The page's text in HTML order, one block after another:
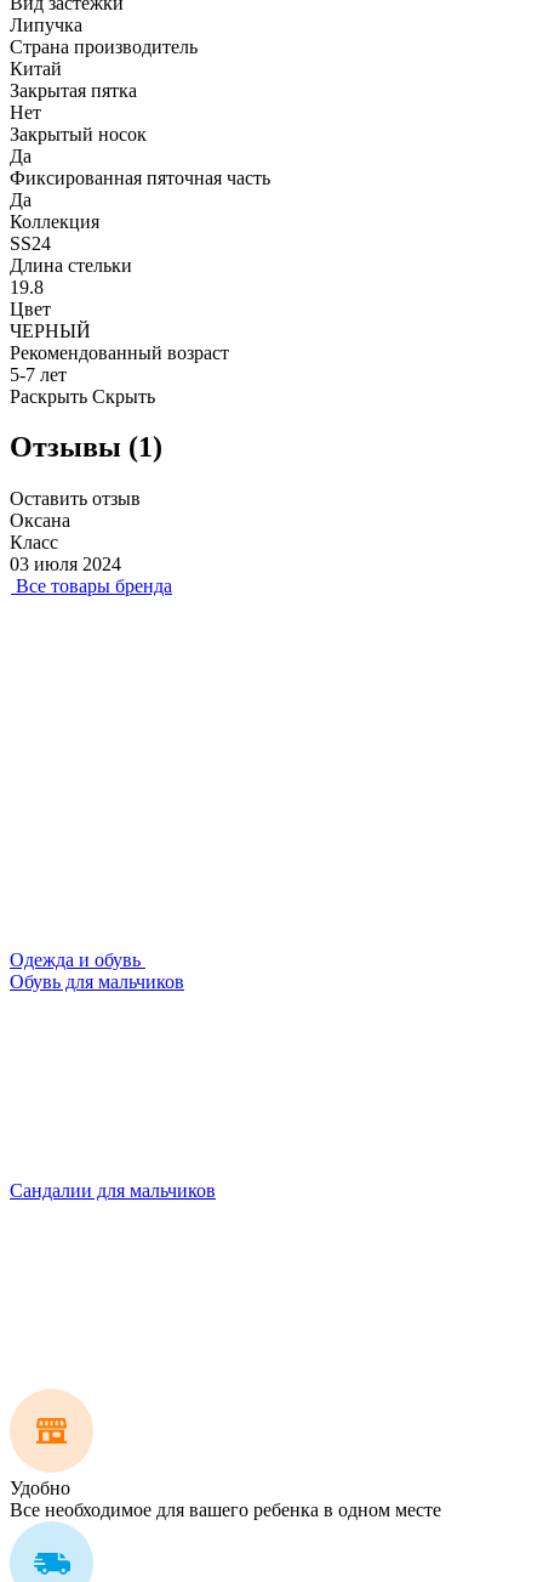
Липучка
Страна производитель
Китай
Закрытая пятка
Нет
Закрытый носок
Да
Фиксированная пяточная часть
Да
Коллекция
SS24
Длина стельки
19.8
Цвет
ЧЕРНЫЙ
Рекомендованный возраст
5-7 лет
Раскрыть Скрыть
Отзывы (1)
Оставить отзыв
Оксана
Класс
03 июля 2024
Все товары бренда
Одежда и обувь
Обувь для мальчиков
Сандалии для мальчиков
Удобно
Все необходимое для вашего ребенка в одном месте